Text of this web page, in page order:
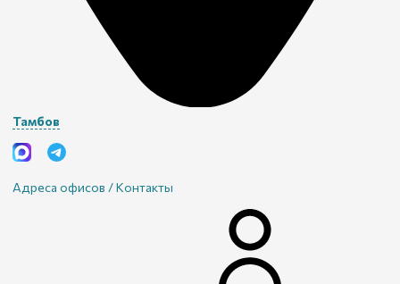
Тамбов
Адреса офисов / Контакты